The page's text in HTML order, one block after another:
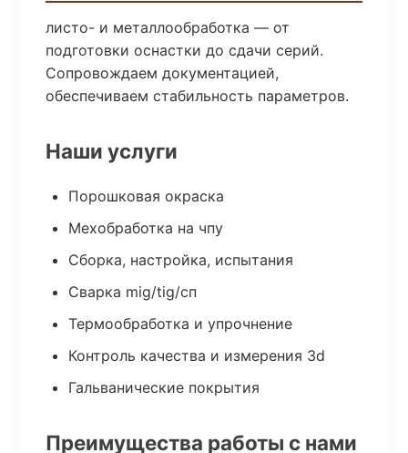
листо- и металлообработка — от
подготовки оснастки до сдачи серий.
Сопровождаем документацией,
обеспечиваем стабильность параметров.
Наши услуги
Порошковая окраска
Мехобработка на чпу
Сборка, настройка, испытания
Сварка mig/tig/сп
Термообработка и упрочнение
Контроль качества и измерения 3d
Гальванические покрытия
Преимущества работы с нами